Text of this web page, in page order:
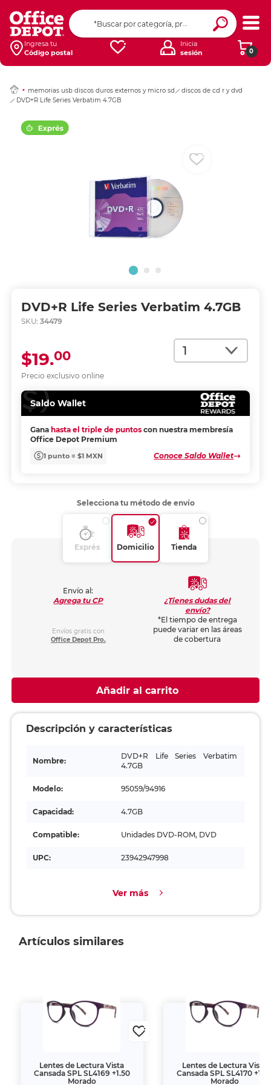
Ingresa tu
Código postal
0
Inicia
sesión
memorias usb discos duros externos y micro sd
discos de cd r y dvd
DVD+R Life Series Verbatim 4.7GB
DVD+R Life Series Verbatim 4.7GB
SKU: 34479
Cantidad
Precio exclusivo online
$19.00
Saldo Wallet
Gana hasta el triple de puntos con nuestra membresía
Office Depot Premium
1 punto = $1 MXN Conoce Saldo Wallet
Ingresar Codigo
Selecciona tu método de envío
Exprés Domicilio Tienda
Envío al:
Agrega tu CP
Envíos gratis con
Office Depot Pro.
¿Tienes dudas del
envío?
*El tiempo de entrega
puede variar en las áreas
de cobertura
Añadir al carrito
Descripción y características
Nombre:
DVD+R Life Series Verbatim
4.7GB
Modelo: 95059/94916
Capacidad: 4.7GB
Compatible: Unidades DVD-ROM, DVD
UPC: 23942947998
Ver más
Artículos similares
Lentes de Lectura Vista
Cansada SPL SL4169 +1.50
Morado
Lentes de Lectura Vista
Cansada SPL SL4170
Morado